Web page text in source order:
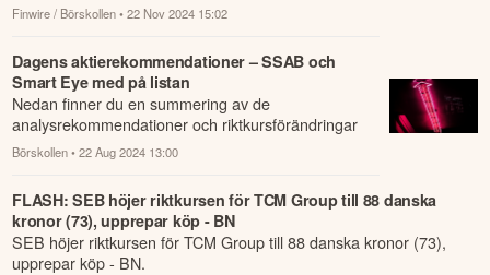
Finwire / Börskollen • 22 Nov 2024 15:02
Dagens aktierekommendationer – SSAB och
Smart Eye med på listan
Nedan finner du en summering av de
analysrekommendationer och riktkursförändringar
som har rapporterats om idag den 22 augusti.
Börskollen • 22 Aug 2024 13:00
FLASH: SEB höjer riktkursen för TCM Group till 88 danska
kronor (73), upprepar köp - BN
SEB höjer riktkursen för TCM Group till 88 danska kronor (73),
upprepar köp - BN.